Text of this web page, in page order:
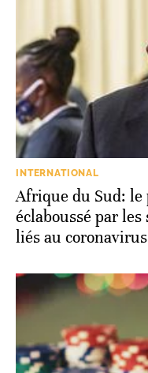
INTERNATIONAL
Afrique du Sud: le
éclaboussé par
liés au coronavirus